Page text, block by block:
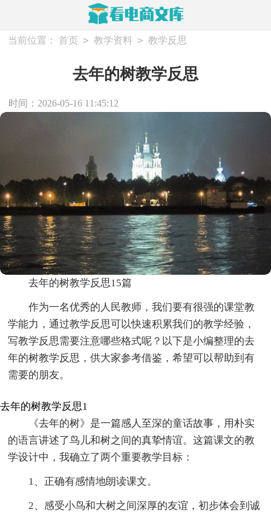
当前位置： 首页 > 教学资料 > 教学反思
去年的树教学反思
时间：2026-05-16 11:45:12
去年的树教学反思15篇
作为一名优秀的人民教师，我们要有很强的课堂教
学能力，通过教学反思可以快速积累我们的教学经验，
写教学反思需要注意哪些格式呢？以下是小编整理的去
年的树教学反思，供大家参考借鉴，希望可以帮助到有
需要的朋友。
去年的树教学反思1
《去年的树》是一篇感人至深的童话故事，用朴实
的语言讲述了鸟儿和树之间的真挚情谊。这篇课文的教
学设计中，我确立了两个重要教学目标：
1、正确有感情地朗读课文。
2、感受小鸟和大树之间深厚的友谊，初步体会到诚